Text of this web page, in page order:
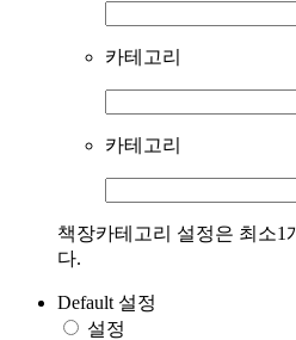
카테고리
카테고리
책장카테고리 설정은 최소1
다.
Default 설정
설정